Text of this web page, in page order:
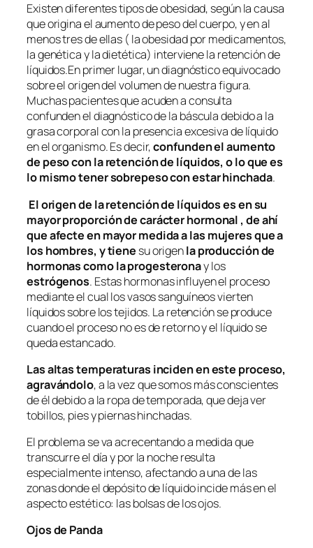
Existen diferentes tipos de obesidad, según la causa
que origina el aumento de peso del cuerpo, y en al
menos tres de ellas ( la obesidad por medicamentos,
la genética y la dietética) interviene la retención de
líquidos.En primer lugar, un diagnóstico equivocado
sobre el origen del volumen de nuestra figura.
Muchas pacientes que acuden a consulta
confunden el diagnóstico de la báscula debido a la
grasa corporal con la presencia excesiva de líquido
en el organismo. Es decir,confunden el aumento
de peso con la retención de líquidos, o lo que es
lo mismo tener sobrepeso con estar hinchada.
El origen de la retención de líquidos es en su
mayor proporción de carácter hormonal , de ahí
que afecte en mayor medida a las mujeres que a
los hombres, y tiene su origenla producción de
hormonas como la progesteronay los
estrógenos. Estas hormonas influyen el proceso
mediante el cual los vasos sanguíneos vierten
líquidos sobre los tejidos. La retención se produce
cuando el proceso no es de retorno y el líquido se
queda estancado.
Las altas temperaturas inciden en este proceso,
agravándolo, a la vez que somos más conscientes
de él debido a la ropa de temporada, que deja ver
tobillos, pies y piernas hinchadas.
El problema se va acrecentando a medida que
transcurre el día y por la noche resulta
especialmente intenso, afectando a una de las
zonas donde el depósito de líquido incide más en el
aspecto estético: las bolsas de los ojos.
Ojos de Panda